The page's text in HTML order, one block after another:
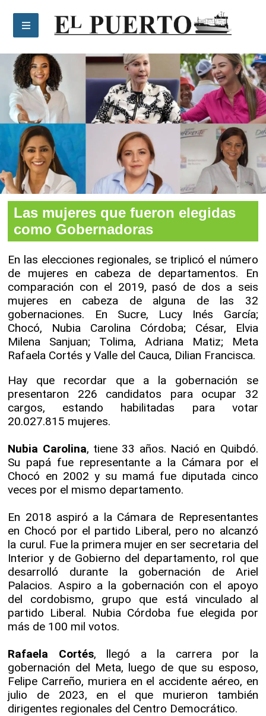
Gobernadoras
Las mujeres que fueron elegidas
como Gobernadoras
En las elecciones regionales, se triplicó el número
de mujeres en cabeza de departamentos. En
comparación con el 2019, pasó de dos a seis
mujeres en cabeza de alguna de las 32
gobernaciones. En Sucre, Lucy Inés García;
Chocó, Nubia Carolina Córdoba; César, Elvia
Milena Sanjuan; Tolima, Adriana Matiz; Meta
Rafaela Cortés y Valle del Cauca, Dilian Francisca.
Hay que recordar que a la gobernación se
presentaron 226 candidatos para ocupar 32
cargos, estando habilitadas para votar
20.027.815 mujeres.
Nubia Carolina, tiene 33 años. Nació en Quibdó.
Su papá fue representante a la Cámara por el
Chocó en 2002 y su mamá fue diputada cinco
veces por el mismo departamento.
En 2018 aspiró a la Cámara de Representantes
en Chocó por el partido Liberal, pero no alcanzó
la curul. Fue la primera mujer en ser secretaria del
Interior y de Gobierno del departamento, rol que
desarrolló durante la gobernación de Ariel
Palacios. Aspiro a la gobernación con el apoyo
del cordobismo, grupo que está vinculado al
partido Liberal. Nubia Córdoba fue elegida por
más de 100 mil votos.
Rafaela Cortés, llegó a la carrera por la
gobernación del Meta, luego de que su esposo,
Felipe Carreño, muriera en el accidente aéreo, en
julio de 2023, en el que murieron también
dirigentes regionales del Centro Democrático.